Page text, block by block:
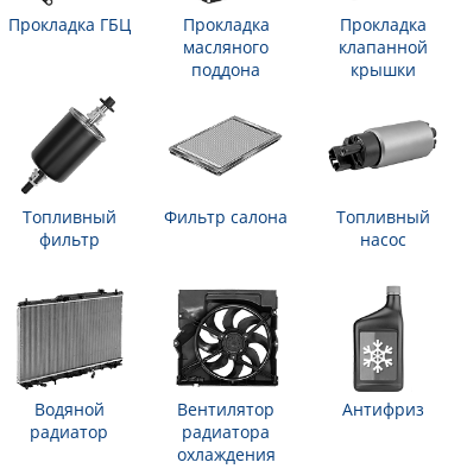
Прокладка ГБЦ
Прокладка
масляного
поддона
Прокладка
клапанной
крышки
Топливный
фильтр
Фильтр салона
Топливный
насос
Водяной
радиатор
Вентилятор
радиатора
охлаждения
Антифриз